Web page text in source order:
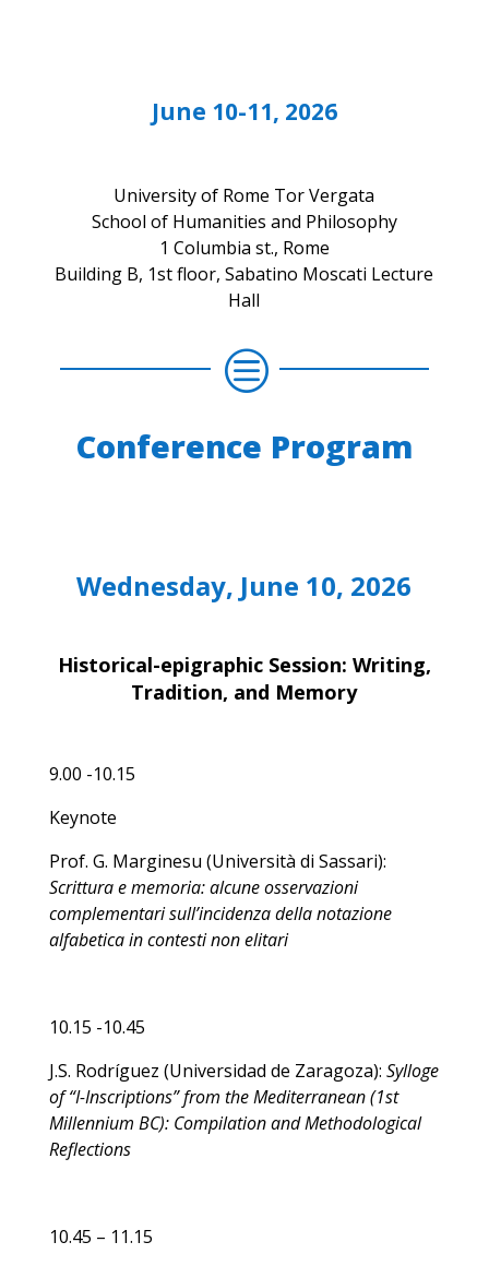
June 10-11, 2026
University of Rome Tor Vergata
School of Humanities and Philosophy
1 Columbia st., Rome
Building B, 1st floor, Sabatino Moscati Lecture
Hall
c
Conference Program
Wednesday, June 10, 2026
Historical-epigraphic Session: Writing,
Tradition, and Memory
9.00 -10.15
Keynote
Prof. G. Marginesu (Università di Sassari):
Scrittura e memoria: alcune osservazioni
complementari sull’incidenza della notazione
alfabetica in contesti non elitari
10.15 -10.45
J.S. Rodríguez (Universidad de Zaragoza): Sylloge
of “I-Inscriptions” from the Mediterranean (1st
Millennium BC): Compilation and Methodological
Reflections
10.45 – 11.15